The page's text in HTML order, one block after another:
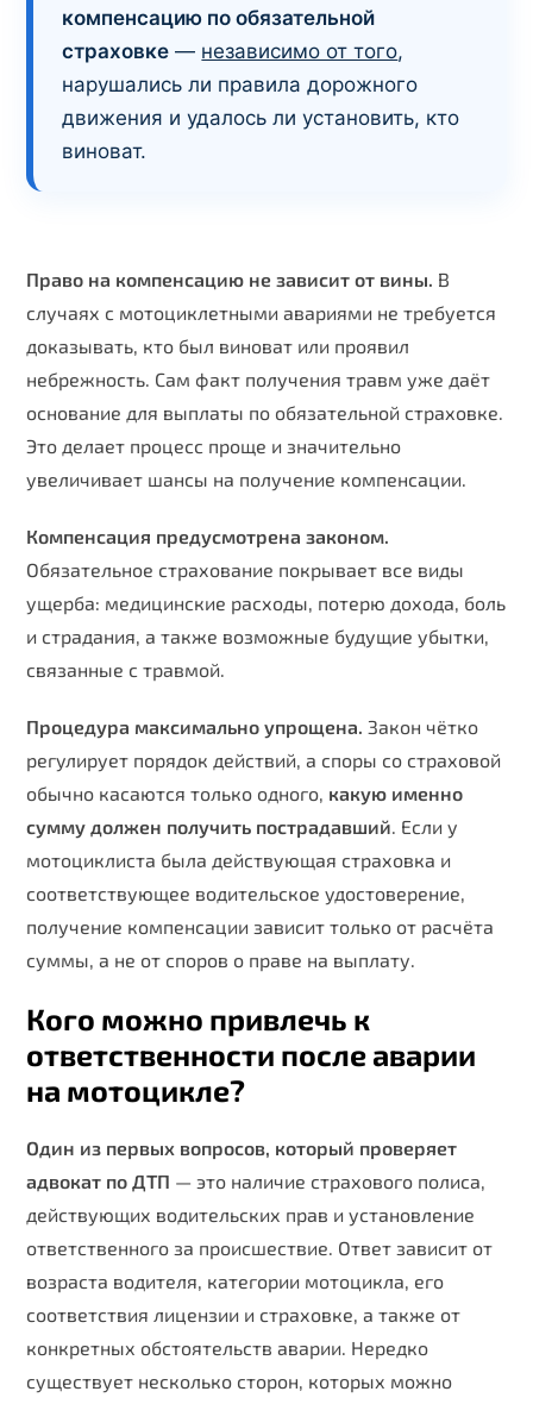
компенсацию по обязательной
страховке — независимо от того,
нарушались ли правила дорожного
движения и удалось ли установить, кто
виноват.
Право на компенсацию не зависит от вины. В
случаях с мотоциклетными авариями не требуется
доказывать, кто был виноват или проявил
небрежность. Сам факт получения травм уже даёт
основание для выплаты по обязательной страховке.
Это делает процесс проще и значительно
увеличивает шансы на получение компенсации.
Компенсация предусмотрена законом.
Обязательное страхование покрывает все виды
ущерба: медицинские расходы, потерю дохода, боль
и страдания, а также возможные будущие убытки,
связанные с травмой.
Процедура максимально упрощена. Закон чётко
регулирует порядок действий, а споры со страховой
обычно касаются только одного, какую именно
сумму должен получить пострадавший . Если у
мотоциклиста была действующая страховка и
соответствующее водительское удостоверение,
получение компенсации зависит только от расчёта
суммы, а не от споров о праве на выплату.
Кого можно привлечь к
ответственности после аварии
на мотоцикле?
Один из первых вопросов, который проверяет
адвокат по ДТП — это наличие страхового полиса,
действующих водительских прав и установление
ответственного за происшествие. Ответ зависит от
возраста водителя, категории мотоцикла, его
соответствия лицензии и страховке, а также от
конкретных обстоятельств аварии. Нередко
существует несколько сторон, которых можно